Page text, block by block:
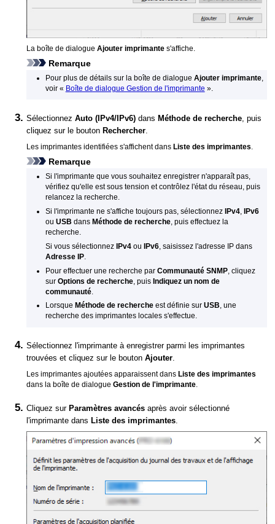
La boîte de dialogueAjouter imprimante s'affiche.
Remarque
Pour plus de détails sur la boîte de dialogue Ajouter imprimante,
voir « Boîte de dialogue Gestion de l'imprimante ».
SélectionnezAuto (IPv4/IPv6) dans Méthode de recherche, puis
cliquez sur le bouton Rechercher.
Les imprimantes identifiées s'affichent dansListe des imprimantes
Remarque
Si l'imprimante que vous souhaitez enregistrer n'apparaît pas,
vérifiez qu'elle est sous tension et contrôlez l'état du réseau, puis
relancez la recherche.
Si l'imprimante ne s'affiche toujours pas, sélectionnez IPv4, IPv6
ou USB dans Méthode de recherche, puis effectuez la
recherche.
Si vous sélectionnez IPv4ou IPv6, saisissez l'adresse IP dans
Adresse IP.
Pour effectuer une recherche par Communauté SNMP, cliquez
sur Options de recherche, puis Indiquez un nom de
communauté.
Lorsque Méthode de rechercheest définie sur USB , une
recherche des imprimantes locales s'effectue.
Sélectionnez l'imprimante à enregistrer parmi les imprimantes
trouvées et cliquez sur le boutonAjouter.
Les imprimantes ajoutées apparaissent dansListe des imprimantes
dans la boîte de dialogueGestion de l'imprimante
Cliquez sur Paramètres avancés après avoir sélectionné
l'imprimante dans Liste des imprimantes